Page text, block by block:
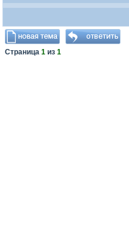
Страница 1 из 1